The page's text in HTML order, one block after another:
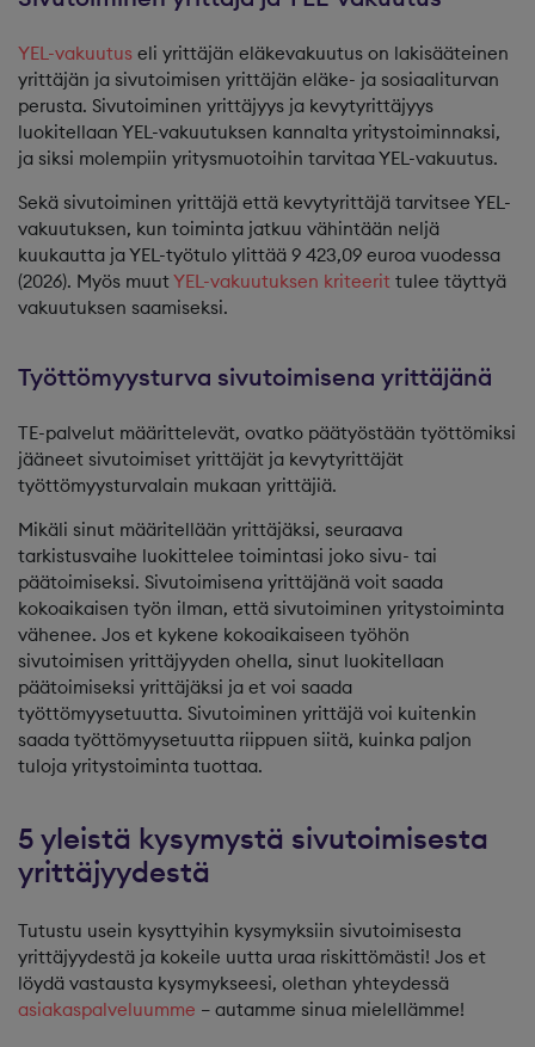
YEL-vakuutus eli yrittäjän eläkevakuutus on lakisääteinen
yrittäjän ja sivutoimisen yrittäjän eläke- ja sosiaaliturvan
perusta. Sivutoiminen yrittäjyys ja kevytyrittäjyys
luokitellaan YEL-vakuutuksen kannalta yritystoiminnaksi,
ja siksi molempiin yritysmuotoihin tarvitaa YEL-vakuutus.
Sekä sivutoiminen yrittäjä että kevytyrittäjä tarvitsee YEL-
vakuutuksen, kun toiminta jatkuu vähintään neljä
kuukautta ja YEL-työtulo ylittää 9 423,09 euroa vuodessa
(2026). Myös muutYEL-vakuutuksen kriteerit tulee täyttyä
vakuutuksen saamiseksi.
Työttömyysturva sivutoimisena yrittäjänä
TE-palvelut määrittelevät, ovatko päätyöstään työttömiksi
jääneet sivutoimiset yrittäjät ja kevytyrittäjät
työttömyysturvalain mukaan yrittäjiä.
Mikäli sinut määritellään yrittäjäksi, seuraava
tarkistusvaihe luokittelee toimintasi joko sivu- tai
päätoimiseksi. Sivutoimisena yrittäjänä voit saada
kokoaikaisen työn ilman, että sivutoiminen yritystoiminta
vähenee. Jos et kykene kokoaikaiseen työhön
sivutoimisen yrittäjyyden ohella, sinut luokitellaan
päätoimiseksi yrittäjäksi ja et voi saada
työttömyysetuutta. Sivutoiminen yrittäjä voi kuitenkin
saada työttömyysetuutta riippuen siitä, kuinka paljon
tuloja yritystoiminta tuottaa.
5 yleistä kysymystä sivutoimisesta
yrittäjyydestä
Tutustu usein kysyttyihin kysymyksiin sivutoimisesta
yrittäjyydestä ja kokeile uutta uraa riskittömästi! Jos et
löydä vastausta kysymykseesi, olethan yhteydessä
asiakaspalveluumme – autamme sinua mielellämme!